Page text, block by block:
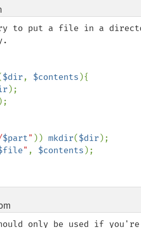
to put a file in a
$dir, $contents ){
);
);
$part" )) mkdir($dir );
" , $contents );
only be used if you're